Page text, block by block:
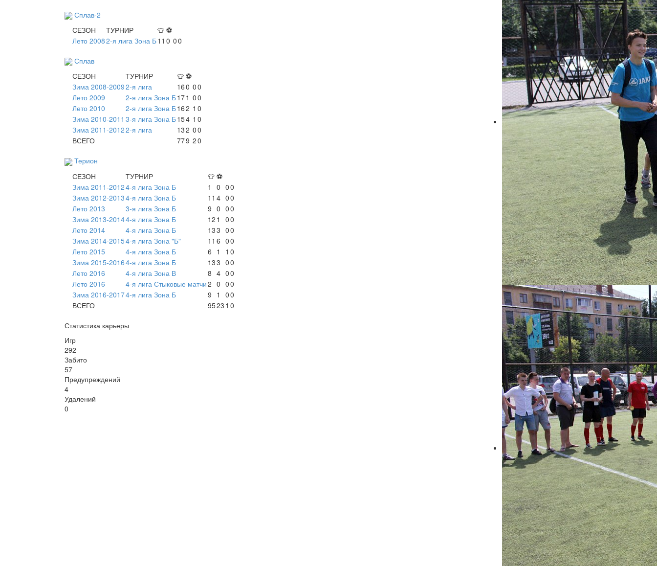
Сплав-2
СЕЗОН
ТУРНИР 👕 ⚽
Лето 20082-я лига Зона Б11 0 00
Сплав
СЕЗОН
ТУРНИР 👕 ⚽
Зима 2008-20092-я лига 160 00
Лето 2009
2-я лига Зона Б171 00
Лето 2010
2-я лига Зона Б162 1 0
Зима 2010-2011 3-я лига Зона Б154 1 0
Зима 2011-20122-я лига 132 00
ВСЕГО
779 20
Терион
СЕЗОН
ТУРНИР 👕 ⚽
Зима 2011-20124-я лига Зона Б 1 0 00
Зима 2012-20134-я лига Зона Б 11 4 00
Лето 2013
3-я лига Зона Б 9 0 00
Зима 2013-20144-я лига Зона Б 12 1 00
Лето 2014
4-я лига Зона Б 133 00
Зима 2014-20154-я лига Зона "Б" 11 6 00
Лето 2015
4-я лига Зона Б 6 1 1 0
Зима 2015-20164-я лига Зона Б 133 00
Лето 2016
4-я лига Зона В 8 4 00
Лето 2016
4-я лига Стыковые матчи2 0 00
Зима 2016-20174-я лига Зона Б 9 1 00
ВСЕГО
9523 1 0
Статистика карьеры
Игр
292
Забито
57
Предупреждений
4
Удалений
0